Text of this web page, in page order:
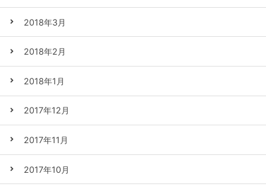
2018年3月
2018年2月
2018年1月
2017年12月
2017年11月
2017年10月